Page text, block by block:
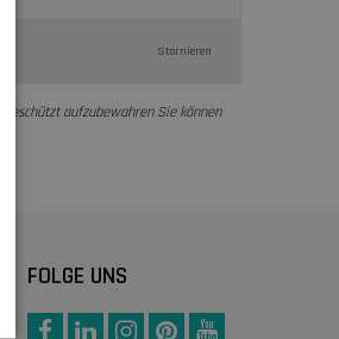
Stornieren
aufzubewahren Sie können
FOLGE UNS